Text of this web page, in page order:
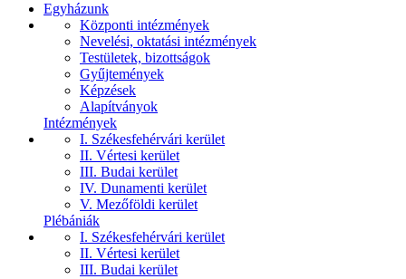
Egyházunk
Központi intézmények
Nevelési, oktatási intézmények
Testületek, bizottságok
Gyűjtemények
Képzések
Alapítványok
Intézmények
I. Székesfehérvári kerület
II. Vértesi kerület
III. Budai kerület
IV. Dunamenti kerület
V. Mezőföldi kerület
Plébániák
I. Székesfehérvári kerület
II. Vértesi kerület
III. Budai kerület